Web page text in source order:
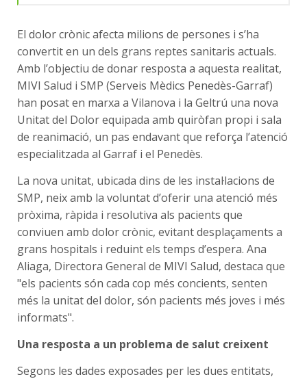
El dolor crònic afecta milions de persones i s’ha
convertit en un dels grans reptes sanitaris actuals.
Amb l’objectiu de donar resposta a aquesta realitat,
MIVI Salud i SMP (Serveis Mèdics Penedès-Garraf)
han posat en marxa a Vilanova i la Geltrú una nova
Unitat del Dolor equipada amb quiròfan propi i sala
de reanimació, un pas endavant que reforça l’atenció
especialitzada al Garraf i el Penedès.
La nova unitat, ubicada dins de les instal·lacions de
SMP, neix amb la voluntat d’oferir una atenció més
pròxima, ràpida i resolutiva als pacients que
conviuen amb dolor crònic, evitant desplaçaments a
grans hospitals i reduint els temps d’espera. Ana
Aliaga, Directora General de MIVI Salud, destaca que
"els pacients són cada cop més concients, senten
més la unitat del dolor, són pacients més joves i més
informats".
Una resposta a un problema de salut creixent
Segons les dades exposades per les dues entitats,